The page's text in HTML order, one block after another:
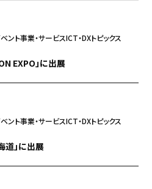
ント事業・サービスICT・DXトピックス
EXPO」に出展
ント事業・サービスICT・DXトピックス
道」に出展